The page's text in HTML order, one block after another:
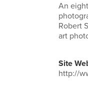
An
Robert
art
Site
http://